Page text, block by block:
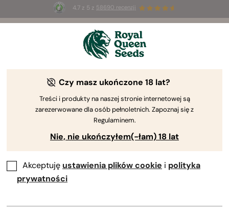
4.7 z 5 z 58690 recenzji
Summer Sales: do 50% zniżki
na wybrane produkty ⏤
Poradnik uprawy konopi według Royal Queen Seeds
Przewodnik po uprawie – wyszukiwarka treści
Czy masz ukończone 18 lat?
Treści i produkty na naszej stronie internetowej są
zarezerwowane dla osób pełnoletnich. Zapoznaj się z
Regulaminem.
Nie, nie ukończyłem(-łam) 18 lat
Akceptuję ustawienia plików cookie i polityka
prywatności